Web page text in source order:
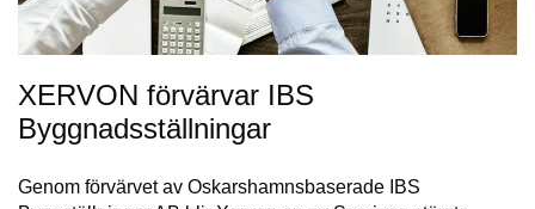
XERVON förvärvar IBS
Byggnadsställningar
Genom förvärvet av Oskarshamnsbaserade IBS